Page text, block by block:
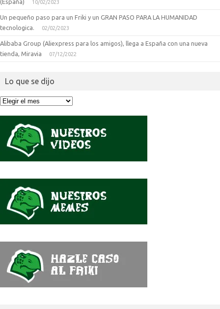
(España)
10/02/2023
Un pequeño paso para un Friki y un GRAN PASO PARA LA HUMANIDAD
tecnologica.
02/02/2023
Alibaba Group (Aliexpress para los amigos), llega a España con una nueva
tienda, Miravia
07/12/2022
Lo que se dijo
Lo